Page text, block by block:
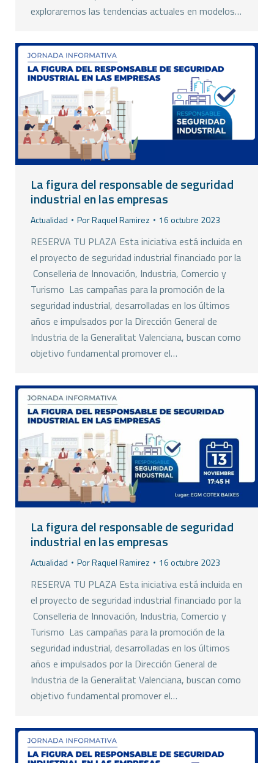
exploraremos las tendencias actuales en modelos…
La figura del responsable de seguridad
industrial en las empresas
Actualidad PorRaquel Ramirez 16 octubre 2023
RESERVA TU PLAZA Esta iniciativa está incluida en
el proyecto de seguridad industrial financiado por la
Conselleria de Innovación, Industria, Comercio y
Turismo Las campañas para la promoción de la
seguridad industrial, desarrolladas en los últimos
años e impulsados por la Dirección General de
Industria de la Generalitat Valenciana, buscan como
objetivo fundamental promover el…
La figura del responsable de seguridad
industrial en las empresas
Actualidad PorRaquel Ramirez 16 octubre 2023
RESERVA TU PLAZA Esta iniciativa está incluida en
el proyecto de seguridad industrial financiado por la
Conselleria de Innovación, Industria, Comercio y
Turismo Las campañas para la promoción de la
seguridad industrial, desarrolladas en los últimos
años e impulsados por la Dirección General de
Industria de la Generalitat Valenciana, buscan como
objetivo fundamental promover el…